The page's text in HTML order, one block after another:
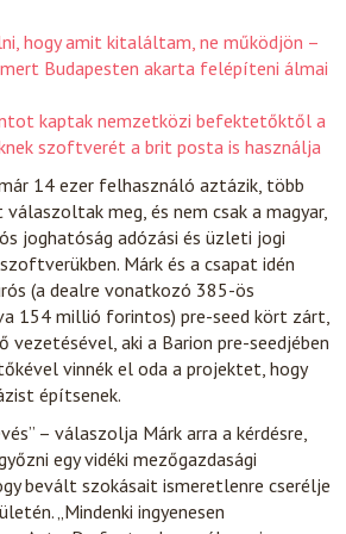
hogy amit kitaláltam, ne működjön –
Budapesten akarta felépíteni álmai
kaptak nemzetközi befektetőktől a
szoftverét a brit posta is használja
14 ezer felhasználó aztázik, több
meg, és nem csak a magyar,
joghatóság adózási és üzleti jogi
Márk és a csapat idén
(a dealre vonatkozó 385-ös
154 millió forintos) pre-seed kört zárt,
aki a Barion pre-seedjében
vinnék el oda a projektet, hogy
építsenek.
– válaszolja Márk arra a kérdésre,
egy vidéki mezőgazdasági
bevált szokásait ismeretlenre cserélje
„Mindenki ingyenesen